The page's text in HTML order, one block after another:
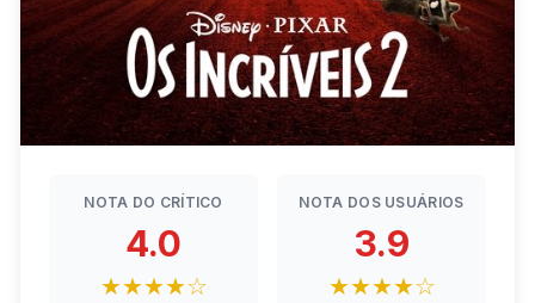
NOTA DO CRÍTICO
4.0
★★★★☆
NOTA DOS USUÁRIOS
3.9
★★★★☆